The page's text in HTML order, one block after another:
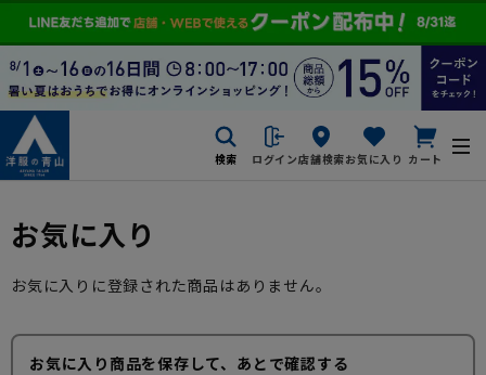
検索 ログイン店舗検索お気に入り カート
お気に入り
お気に入りに登録された商品はありません。
お気に入り商品を保存して、あとで確認する